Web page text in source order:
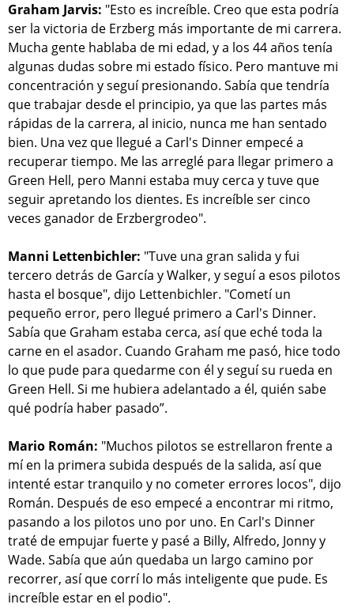
Graham Jarvis: "Esto es increíble. Creo que esta podría
ser la victoria de Erzberg más importante de mi carrera.
Mucha gente hablaba de mi edad, y a los 44 años tenía
algunas dudas sobre mi estado físico. Pero mantuve mi
concentración y seguí presionando. Sabía que tendría
que trabajar desde el principio, ya que las partes más
rápidas de la carrera, al inicio, nunca me han sentado
bien. Una vez que llegué a Carl's Dinner empecé a
recuperar tiempo. Me las arreglé para llegar primero a
Green Hell, pero Manni estaba muy cerca y tuve que
seguir apretando los dientes. Es increíble ser cinco
veces ganador de Erzbergrodeo".
Manni Lettenbichler: "Tuve una gran salida y fui
tercero detrás de García y Walker, y seguí a esos pilotos
hasta el bosque", dijo Lettenbichler. "Cometí un
pequeño error, pero llegué primero a Carl's Dinner.
Sabía que Graham estaba cerca, así que eché toda la
carne en el asador. Cuando Graham me pasó, hice todo
lo que pude para quedarme con él y seguí su rueda en
Green Hell. Si me hubiera adelantado a él, quién sabe
qué podría haber pasado”.
Mario Román: "Muchos pilotos se estrellaron frente a
mí en la primera subida después de la salida, así que
intenté estar tranquilo y no cometer errores locos", dijo
Román. Después de eso empecé a encontrar mi ritmo,
pasando a los pilotos uno por uno. En Carl's Dinner
traté de empujar fuerte y pasé a Billy, Alfredo, Jonny y
Wade. Sabía que aún quedaba un largo camino por
recorrer, así que corrí lo más inteligente que pude. Es
increíble estar en el podio".